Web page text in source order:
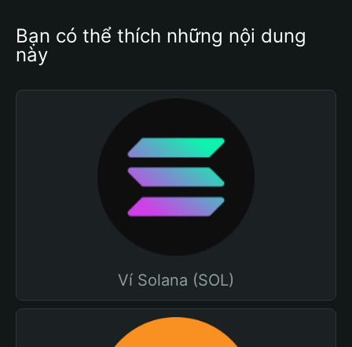
Bạn có thể thích những nội dung
này
Ví Solana (SOL)